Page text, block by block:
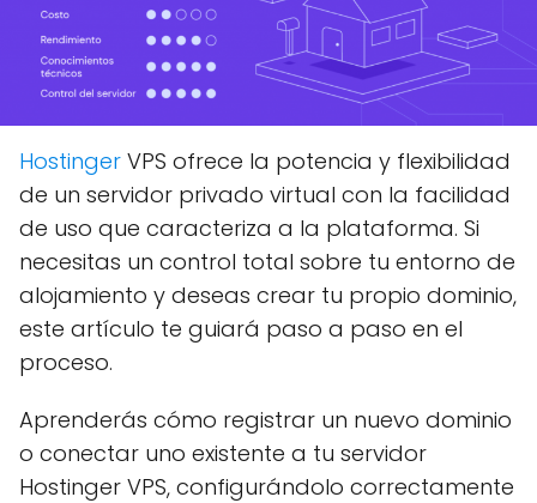
Hostinger VPS ofrece la potencia y flexibilidad
de un servidor privado virtual con la facilidad
de uso que caracteriza a la plataforma. Si
necesitas un control total sobre tu entorno de
alojamiento y deseas crear tu propio dominio,
este artículo te guiará paso a paso en el
proceso.
Aprenderás cómo registrar un nuevo dominio
o conectar uno existente a tu servidor
Hostinger VPS, configurándolo correctamente